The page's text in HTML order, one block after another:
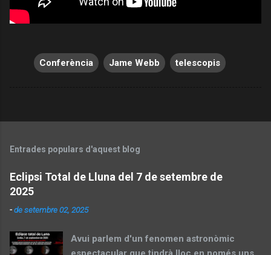
Conferència Jame Webb telescopis
Entrades populars d'aquest blog
Eclipsi Total de Lluna del 7 de setembre de
2025
-de setembre 02, 2025
Avui parlem d'un fenomen astronòmic